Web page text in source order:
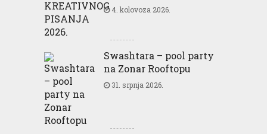
4. kolovoza 2026.
Swashtara – pool party
na Zonar Rooftopu
31. srpnja 2026.